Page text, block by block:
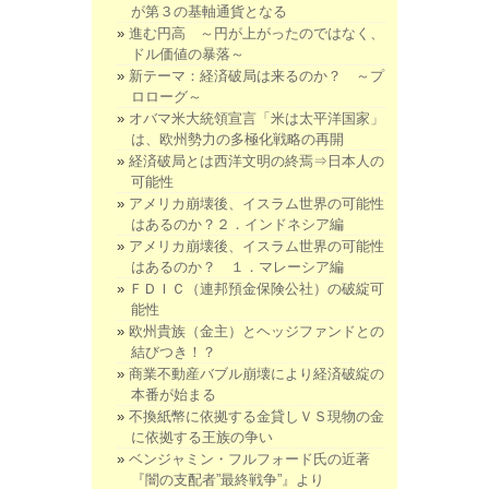
が第３の基軸通貨となる
進む円高 ～円が上がったのではなく、
ドル価値の暴落～
新テーマ：経済破局は来るのか？ ～プ
ロローグ～
オバマ米大統領宣言「米は太平洋国家」
は、欧州勢力の多極化戦略の再開
経済破局とは西洋文明の終焉⇒日本人の
可能性
アメリカ崩壊後、イスラム世界の可能性
はあるのか？２．インドネシア編
アメリカ崩壊後、イスラム世界の可能性
はあるのか？ １．マレーシア編
ＦＤＩＣ（連邦預金保険公社）の破綻可
能性
欧州貴族（金主）とヘッジファンドとの
結びつき！？
商業不動産バブル崩壊により経済破綻の
本番が始まる
不換紙幣に依拠する金貸しＶＳ現物の金
に依拠する王族の争い
ベンジャミン・フルフォード氏の近著
『闇の支配者”最終戦争”』より